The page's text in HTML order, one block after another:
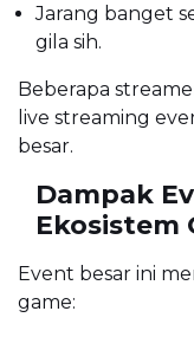
Jarang banget
gila sih.
Beberapa
live streaming
besar.
Dampak
Ekosistem
Event besar ini
game: